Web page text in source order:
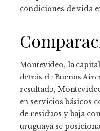
condiciones de vida
Montevideo, la
detrás de Buenos
resultado,
en servicios básicos
de residuos y baja
uruguaya se